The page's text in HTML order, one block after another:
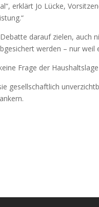
erklärt Jo Lücke,
darauf zielen, auch
werden – nur weil
Frage der
gesellschaftlich